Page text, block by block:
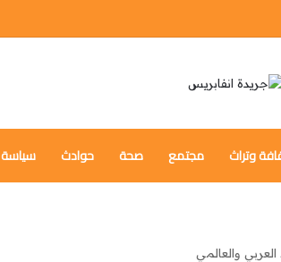
وتراث مجتمع صحة حوادث سياسة
والعالمي